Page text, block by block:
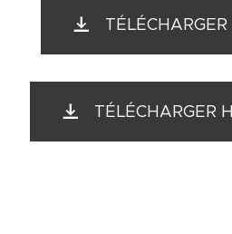
TÉLÉCHARGER